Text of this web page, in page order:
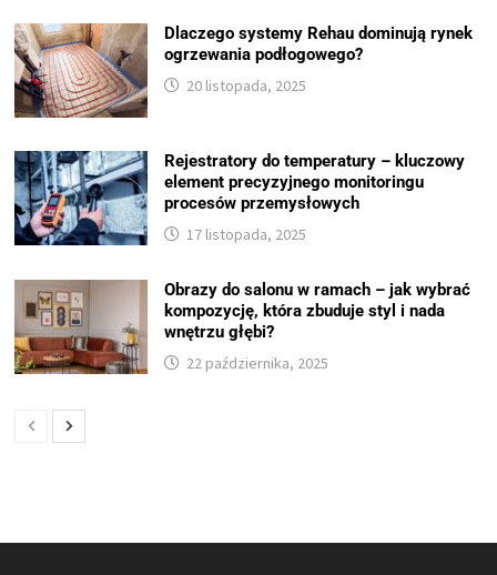
Dlaczego systemy Rehau dominują rynek
ogrzewania podłogowego?
20 listopada, 2025
Rejestratory do temperatury – kluczowy
element precyzyjnego monitoringu
procesów przemysłowych
17 listopada, 2025
Obrazy do salonu w ramach – jak wybrać
kompozycję, która zbuduje styl i nada
wnętrzu głębi?
22 października, 2025